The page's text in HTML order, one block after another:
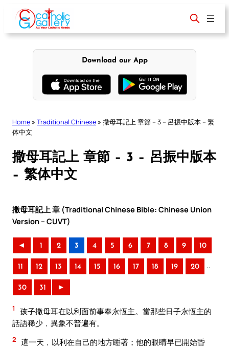
content
Download our App
Home » Traditional Chinese » 撒母耳記上 章節 – 3 – 呂振中版本 – 繁
体中文
撒母耳記上 章節 – 3 – 呂振中版本
– 繁体中文
撒母耳記上 章 (Traditional Chinese Bible: Chinese Union
Version – CUVT)
◄ 1 2 3 4 5 6 7 8 9 10
11 12 13 14 15 16 17 18 19 20 ..
30 31 ►
1
孩子撒母耳在以利面前事奉永恆主。當那些日子永恆主的
話語稀少﹐異象不普遍有。
2 這一天﹐以利在自己的地方睡著；他的眼睛早已開始昏